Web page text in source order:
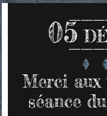
05
Merci
séance